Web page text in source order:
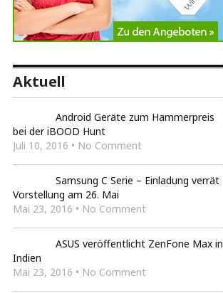
Aktuell
Android Geräte zum Hammerpreis
bei der iBOOD Hunt
Juli 10, 2016 • No Comment
Samsung C Serie – Einladung verrät
Vorstellung am 26. Mai
Mai 23, 2016 • No Comment
ASUS veröffentlicht ZenFone Max in
Indien
Mai 23, 2016 • No Comment